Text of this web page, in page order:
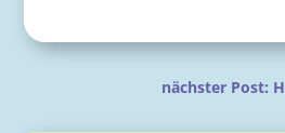
nächster Post: